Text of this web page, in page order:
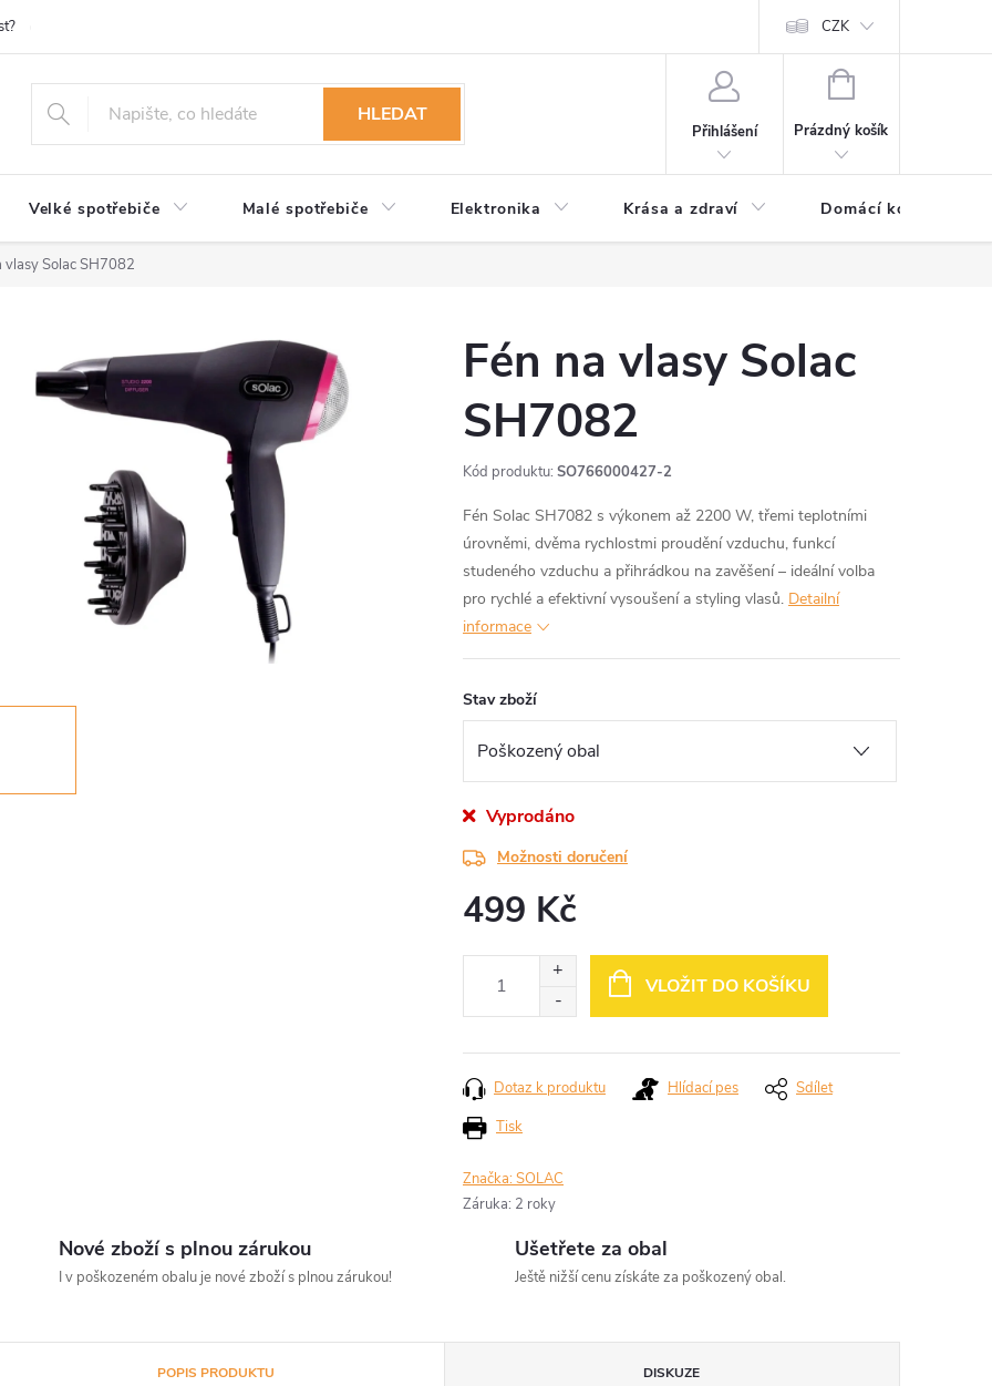
Prohlášení o ochraně osobních údajů
CZK
HLEDAT
Přihlášení
NÁKUPNÍ
Prázdný košík
Velké spotřebiče Malé spotřebiče Elektronika Krása a zdraví Domácí komfort
vlasy Solac SH7082
Fén na vlasy Solac
SH7082
Kód produktu: SO766000427-2
Fén Solac SH7082 s výkonem až 2200 W, třemi teplotními
úrovněmi, dvěma rychlostmi proudění vzduchu, funkcí
studeného vzduchu a přihrádkou na zavěšení – ideální volba
pro rychlé a efektivní vysoušení a styling vlasů. Detailní
informace
Stav zboží
Vyprodáno
Možnosti doručení
499 Kč
VLOŽIT DO KOŠÍKU
Tisk
Dotaz k produktu Hlídací pes Sdílet
Značka:SOLAC
Záruka: 2 roky
Nové zboží s plnou zárukou
I v poškozeném obalu je nové zboží s plnou zárukou!
Ušetřete za obal
Ještě nižší cenu získáte za poškozený obal.
POPIS PRODUKTU DISKUZE